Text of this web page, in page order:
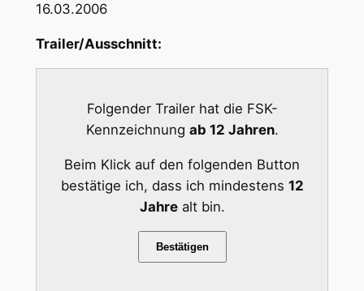
16.03.2006
Trailer/Ausschnitt:
Folgender Trailer hat die FSK-
Kennzeichnung ab 12 Jahren.
Beim Klick auf den folgenden Button
bestätige ich, dass ich mindestens 12
Jahrealt bin.
Bestätigen